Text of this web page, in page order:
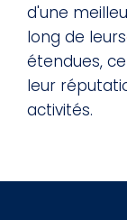
d'une
long de leurs
étendues,
leur
activités.